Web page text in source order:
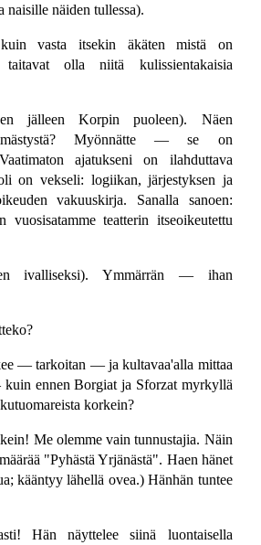
näiden tullessa).
vasta itsekin äkäten mistä on
olla niitä kulissientakaisia
jälleen Korpin puoleen). Näen
Myönnätte — se on
ajatukseni on ilahduttava
on vekseli: logiikan, järjestyksen ja
vakuuskirja. Sanalla sanoen:
vuosisatamme teatterin itseoikeutettu
ivalliseksi). Ymmärrän — ihan
— tarkoitan — ja kultavaa'alla mittaa
ennen Borgiat ja Sforzat myrkyllä
korkein?
Me olemme vain tunnustajia. Näin
"Pyhästä Yrjänästä". Haen hänet
kääntyy lähellä ovea.) Hänhän tuntee
Hän näyttelee siinä luontaisella